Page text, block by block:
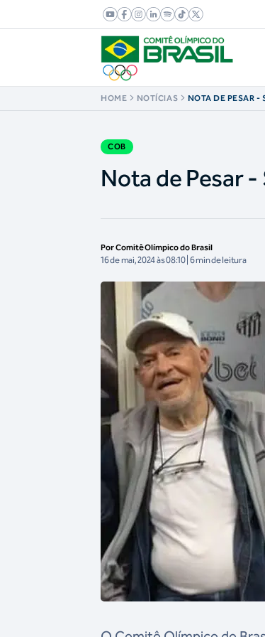
HOME NOTÍCIAS
NOTA DE PESAR -
COB
Nota de Pesar
Por Comitê Olímpico do Brasil
16 de mai, 2024 às 08:10 | 6 min de leitura